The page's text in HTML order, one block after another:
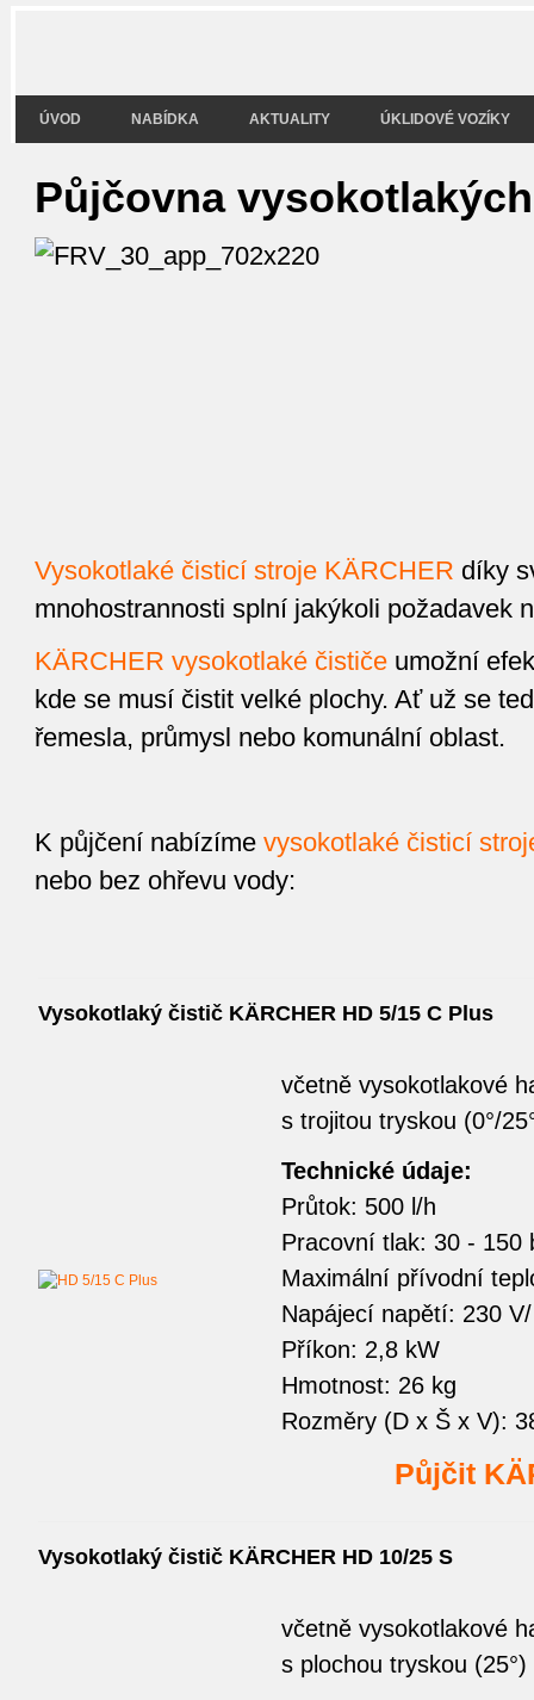
ÚVOD NABÍDKA AKTUALITY ÚKLIDOVÉ VOZÍKY
Půjčovna
Vysokotlaké čisticí stroje KÄRCHER díky
mnohostrannosti splní jakýkoli požadavek
KÄRCHER vysokotlaké čističeumožní
kde se musí čistit velké plochy. Ať už se
řemesla, průmysl nebo komunální oblast.
K půjčení nabízíme vysokotlaké čisticí
nebo bez ohřevu vody:
Vysokotlaký čistič KÄRCHER HD 5/15 C Plus
včetně vysokotlakové
s trojitou tryskou (0°/
Technické údaje:
Průtok: 500 l/h
Pracovní tlak: 30 - 150
Maximální přívodní
Napájecí napětí: 230
Příkon: 2,8 kW
Hmotnost: 26 kg
Rozměry (D x Š x V):
Půjčit
Vysokotlaký čistič KÄRCHER HD 10/25 S
včetně vysokotlakové
s plochou tryskou (25°)